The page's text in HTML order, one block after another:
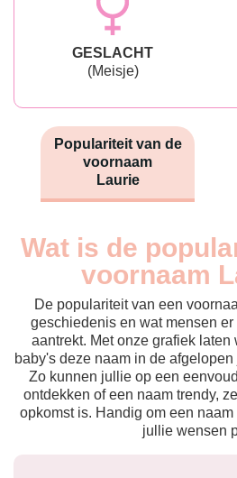
GESLACHT
(Meisje)
Populariteit van de
voornaam
Laurie
Wat is de
voornaam
De populariteit van een
geschiedenis en wat mensen
aantrekt. Met onze grafiek laten
baby's deze naam in de
Zo kunnen jullie op een
ontdekken of een naam trendy,
opkomst is. Handig om een
jullie wensen
Année
Nouveaux-
nés
2011
7
2012
6
2013
7
2015
6
2016
6
2018
7
2019
10